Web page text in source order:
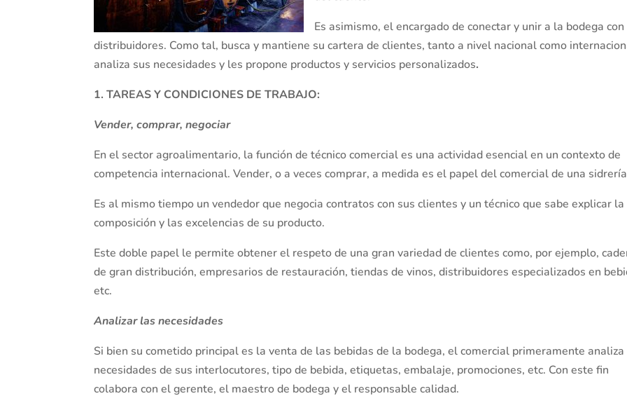
Es asimismo, el encargado de conectar y unir a la bodega
distribuidores. Como tal, busca y mantiene su cartera de clientes, tanto a nivel nacional como
analiza sus necesidades y les propone productos y servicios personalizados.
1. TAREAS Y CONDICIONES DE TRABAJO:
Vender, comprar, negociar
En el sector agroalimentario, la función de técnico comercial es una actividad esencial en un contexto de
competencia internacional. Vender, o a veces comprar, a medida es el papel del comercial de una
Es al mismo tiempo un vendedor que negocia contratos con sus clientes y un técnico que sabe explicar la
composición y las excelencias de su producto.
Este doble papel le permite obtener el respeto de una gran variedad de clientes como, por ejemplo,
de gran distribución, empresarios de restauración, tiendas de vinos, distribuidores especializados en
etc.
Analizar las necesidades
Si bien su cometido principal es la venta de las bebidas de la bodega, el comercial primeramente
necesidades de sus interlocutores, tipo de bebida, etiquetas, embalaje, promociones, etc. Con este fin
colabora con el gerente, el maestro de bodega y el responsable calidad.